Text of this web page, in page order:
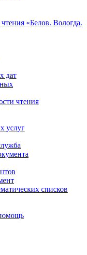
«Белов. Вологда.
дат
чтения
услуг
списков